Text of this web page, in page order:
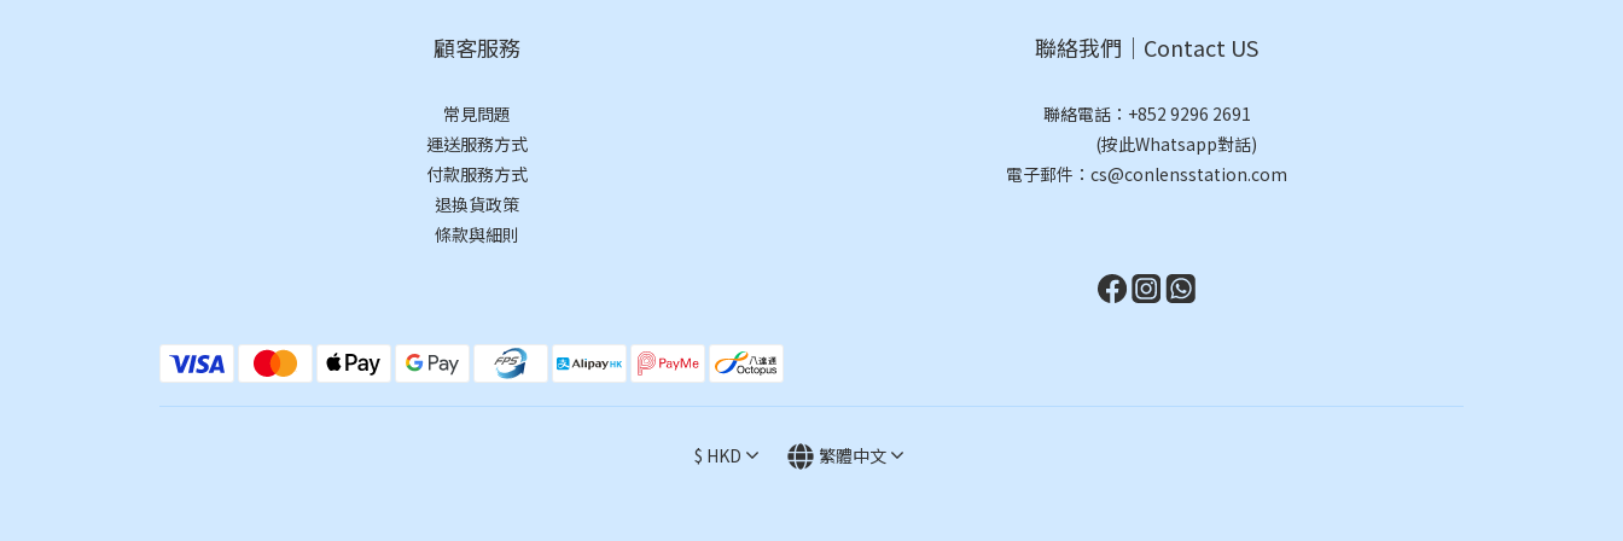
顧客服務
常見問題
運送服務方式
付款服務方式
退換貨政策
條款與細則
聯絡我們｜Contact US
聯絡電話： +852 9296 2691
(按此Whatsapp對話)
電子郵件：cs@conlensstation.com
$ HKD 繁體中文